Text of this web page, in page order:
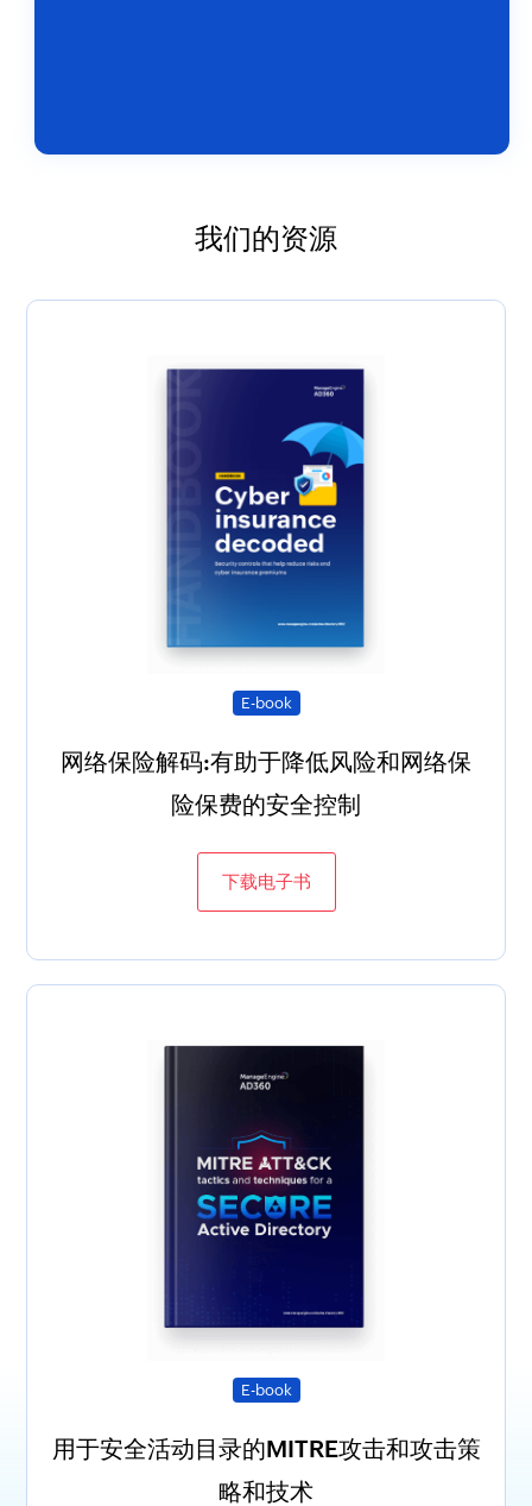
我们的资源
E-book
网络保险解码:有助于降低风险和网络保
险保费的安全控制
下载电子书
E-book
用于安全活动目录的MITRE攻击和攻击策
略和技术